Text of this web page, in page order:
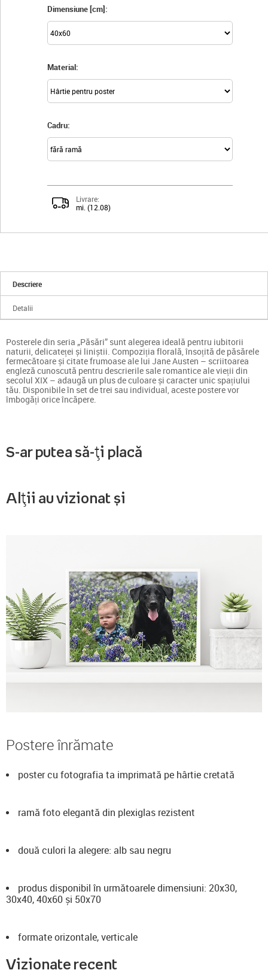
Dimensiune [cm]:
Material:
Cadru:
Livrare:
mi. (12.08)
Descriere
Detalii
Posterele din seria „Păsări” sunt alegerea ideală pentru iubitorii
naturii, delicateței și liniștii. Compoziția florală, însoțită de păsărele
fermecătoare și citate frumoase ale lui Jane Austen – scriitoarea
engleză cunoscută pentru descrierile sale romantice ale vieții din
secolul XIX – adaugă un plus de culoare și caracter unic spațiului
tău. Disponibile în set de trei sau individual, aceste postere vor
îmbogăți orice încăpere.
S-ar putea să-ți placă
Alții au vizionat și
Postere înrămate
poster cu fotografia ta imprimată pe hârtie cretată
ramă foto elegantă din plexiglas rezistent
două culori la alegere: alb sau negru
produs disponibil în următoarele dimensiuni: 20x30,
30x40, 40x60 și 50x70
formate orizontale, verticale
Vizionate recent